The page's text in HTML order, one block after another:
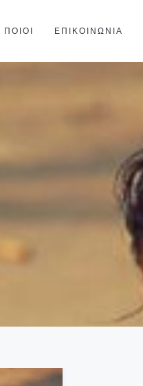
ΠΟΙΟΙ ΕΠΙΚΟΙΝΩΝΙΑ